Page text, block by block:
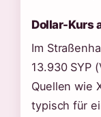
Dollar-Kurs
Im
13.930 SYP
Quellen wie
typisch für